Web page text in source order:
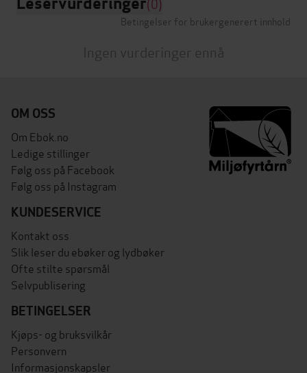
Betingelser for brukergenerert innhold
Ingen vurderinger ennå
OM OSS
Om Ebok.no
Ledige stillinger
Følg oss på Facebook
Følg oss på Instagram
KUNDESERVICE
Kontakt oss
Slik leser du ebøker og lydbøker
Ofte stilte spørsmål
Selvpublisering
BETINGELSER
Kjøps- og bruksvilkår
Personvern
Informasjonskapsler